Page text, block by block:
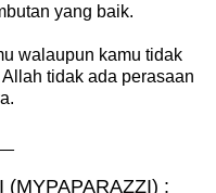
yang baik.
walaupun kamu tidak
tidak ada perasaan
(MYPAPARAZZI) :